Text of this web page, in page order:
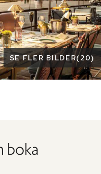
SE FLER BILDER(20)
boka